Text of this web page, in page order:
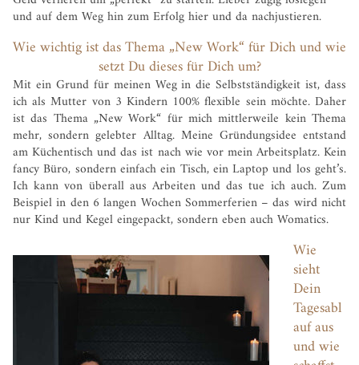
und auf dem Weg hin zum Erfolg hier und da nachjustieren.
Wie wichtig ist das Thema „New Work“ für Dich und wie
setzt Du dieses für Dich um?
Mit ein Grund für meinen Weg in die Selbstständigkeit ist, dass
ich als Mutter von 3 Kindern 100% flexible sein möchte. Daher
ist das Thema „New Work“ für mich mittlerweile kein Thema
mehr, sondern gelebter Alltag. Meine Gründungsidee entstand
am Küchentisch und das ist nach wie vor mein Arbeitsplatz. Kein
fancy Büro, sondern einfach ein Tisch, ein Laptop und los geht’s.
Ich kann von überall aus Arbeiten und das tue ich auch. Zum
Beispiel in den 6 langen Wochen Sommerferien – das wird nicht
nur Kind und Kegel eingepackt, sondern eben auch Womatics.
Wie
sieht
Dein
Tagesabl
auf aus
und wie